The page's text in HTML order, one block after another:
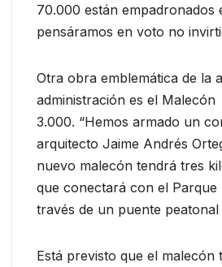
70.000 están empadronados
pensáramos en voto no
Otra obra emblemática de la
administración es el Malecón
3.000. “Hemos armado un
arquitecto Jaime Andrés
nuevo malecón tendrá tres
que conectará con el Parque
través de un puente peatonal
Está previsto que el malecón